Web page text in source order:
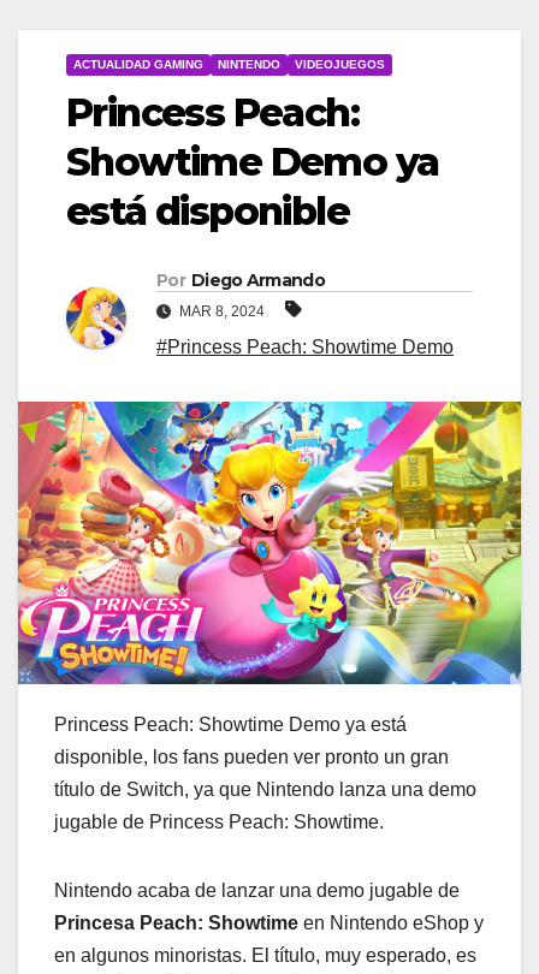
ACTUALIDAD GAMING NINTENDO VIDEOJUEGOS
Princess Peach:
Showtime Demo ya
está disponible
Por Diego Armando
MAR 8, 2024
#Princess Peach: Showtime Demo
Princess Peach: Showtime Demo ya está
disponible, los fans pueden ver pronto un gran
título de Switch, ya que Nintendo lanza una demo
jugable de Princess Peach: Showtime.
Nintendo acaba de lanzar una demo jugable de
Princesa Peach: Showtime en Nintendo eShop y
en algunos minoristas. El título, muy esperado, es